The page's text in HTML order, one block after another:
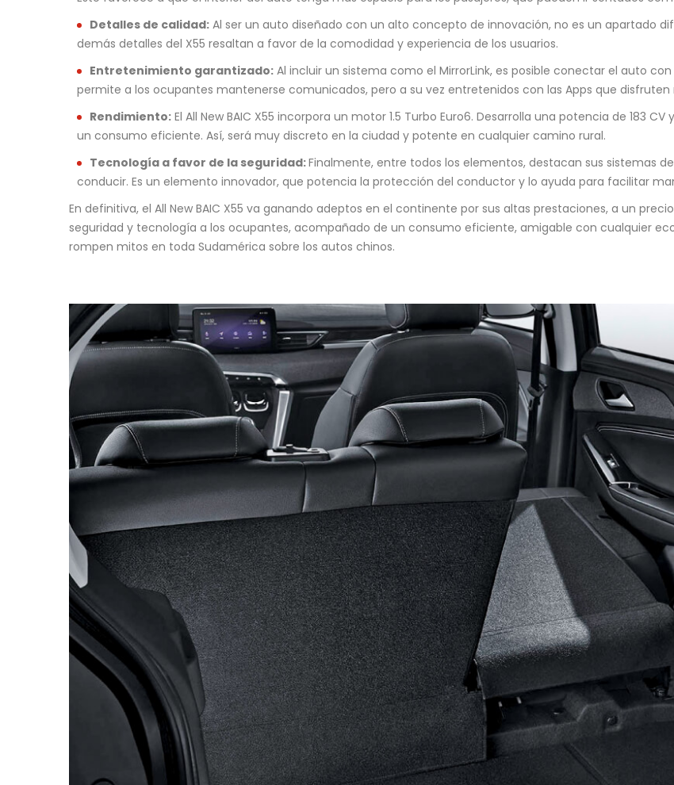
Detalles de calidad: Al ser un auto diseñado con un alto concepto de innovación, no es un apartado
demás detalles del X55 resaltan a favor de la comodidad y experiencia de los usuarios.
Entretenimiento garantizado: Al incluir un sistema como el MirrorLink, es posible conectar el auto
permite a los ocupantes mantenerse comunicados, pero a su vez entretenidos con las Apps que disfruten
Rendimiento: El All New BAIC X55 incorpora un motor 1.5 Turbo Euro6. Desarrolla una potencia de 183
un consumo eficiente. Así, será muy discreto en la ciudad y potente en cualquier camino rural.
Tecnología a favor de la seguridad:Finalmente, entre todos los elementos, destacan sus sistemas
conducir. Es un elemento innovador, que potencia la protección del conductor y lo ayuda para facilitar
En definitiva, el All New BAIC X55 va ganando adeptos en el continente por sus altas prestaciones, a un
seguridad y tecnología a los ocupantes, acompañado de un consumo eficiente, amigable con cualquier
rompen mitos en toda Sudamérica sobre los autos chinos.